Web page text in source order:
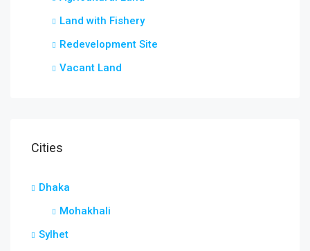
Land with Fishery
Redevelopment Site
Vacant Land
Cities
Dhaka
Mohakhali
Sylhet